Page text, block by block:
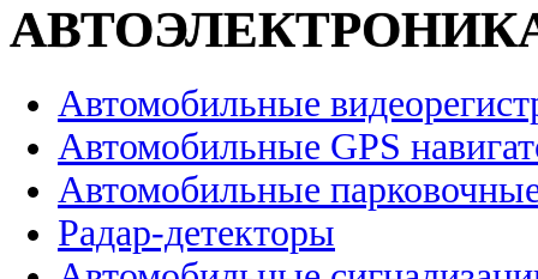
Автомобильные
Автомобильные GPS
Автомобильные
Радар-детекторы